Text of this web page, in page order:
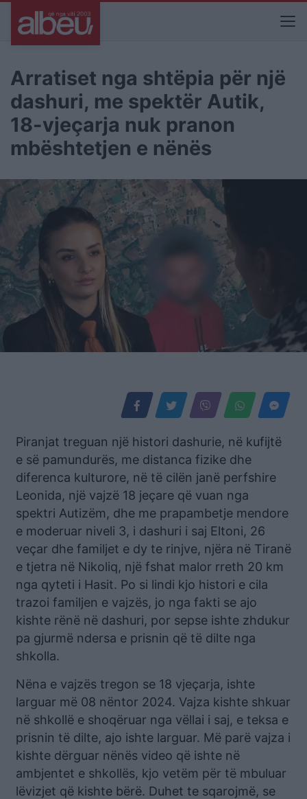
Arratiset nga shtëpia për një
dashuri, me spektër Autik,
18-vjeçarja nuk pranon
mbështetjen e nënës
Piranjat treguan një histori dashurie, në kufijtë
e së pamundurës, me distanca fizike dhe
diferenca kulturore, në të cilën janë perfshire
Leonida, një vajzë 18 jeçare që vuan nga
spektri Autizëm, dhe me prapambetje mendore
e moderuar niveli 3, i dashuri i saj Eltoni, 26
veçar dhe familjet e dy te rinjve, njëra në Tiranë
e tjetra në Nikoliq, një fshat malor rreth 20 km
nga qyteti i Hasit. Po si lindi kjo histori e cila
trazoi familjen e vajzës, jo nga fakti se ajo
kishte rënë në dashuri, por sepse ishte zhdukur
pa gjurmë ndersa e prisnin që të dilte nga
shkolla.
Nëna e vajzës tregon se 18 vjeçarja, ishte
larguar më 08 nëntor 2024. Vajza kishte shkuar
në shkollë e shoqëruar nga vëllai i saj, e teksa e
prisnin të dilte, ajo ishte larguar. Më parë vajza i
kishte dërguar nënës video që ishte në
ambjentet e shkollës, kjo vetëm për të mbuluar
lëvizjet që kishte bërë. Duhet te sqarojmë, se